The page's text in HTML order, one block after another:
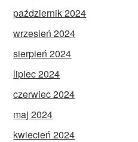
październik 2024
wrzesień 2024
sierpień 2024
lipiec 2024
czerwiec 2024
maj 2024
kwiecień 2024